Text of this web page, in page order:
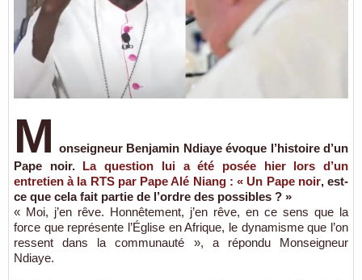
M onseigneur Benjamin Ndiaye évoque l’histoire d’un
Pape noir. La question lui a été posée hier lors d’un
entretien à la RTS par Pape Alé Niang : « Un Pape noir, est-
ce que cela fait partie de l’ordre des possibles ? »
« Moi, j’en rêve. Honnêtement, j’en rêve, en ce sens que la
force que représente l’Église en Afrique, le dynamisme que l’on
ressent dans la communauté », a répondu Monseigneur
Ndiaye.